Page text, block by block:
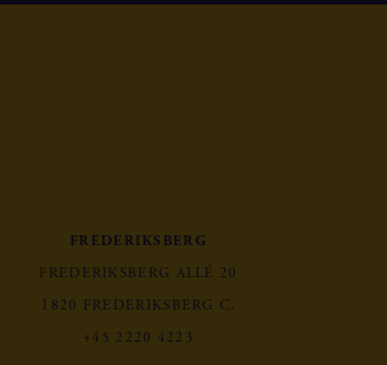
FREDERIKSBERG
FREDERIKSBERG ALLÉ 20
1820 FREDERIKSBERG C.
+45 2220 4223